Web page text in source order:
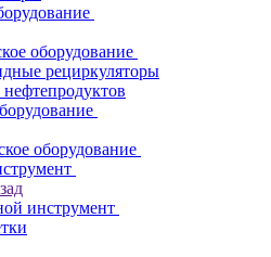
оборудование
рециркуляторы
оборудование
инструмент